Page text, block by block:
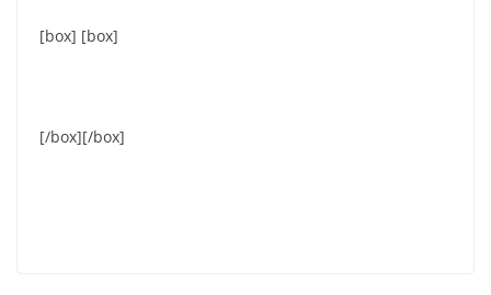
[box] [box]
[/box][/box]